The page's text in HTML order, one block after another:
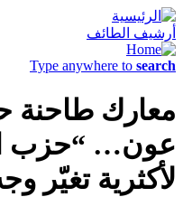
أرشيف الطائف
Type anywhere to search
معارك طاحنة
عون… “حزب
لأكثرية تغيّر